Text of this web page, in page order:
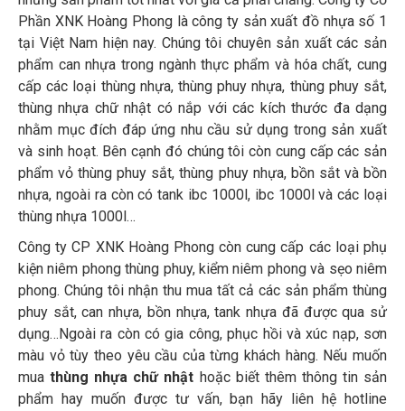
Phần XNK Hoàng Phong là công ty sản xuất đồ nhựa số 1
tại Việt Nam hiện nay. Chúng tôi chuyên sản xuất các sản
phẩm can nhựa trong ngành thực phẩm và hóa chất, cung
cấp các loại thùng nhựa, thùng phuy nhựa, thùng phuy sắt,
thùng nhựa chữ nhật có nắp với các kích thước đa dạng
nhằm mục đích đáp ứng nhu cầu sử dụng trong sản xuất
và sinh hoạt. Bên cạnh đó chúng tôi còn cung cấp các sản
phẩm vỏ thùng phuy sắt, thùng phuy nhựa, bồn sắt và bồn
nhựa, ngoài ra còn có tank ibc 1000l, ibc 1000l và các loại
thùng nhựa 1000l…
Công ty CP XNK Hoàng Phong còn cung cấp các loại phụ
kiện niêm phong thùng phuy, kiểm niêm phong và sẹo niêm
phong. Chúng tôi nhận thu mua tất cả các sản phẩm thùng
phuy sắt, can nhựa, bồn nhựa, tank nhựa đã được qua sử
dụng…Ngoài ra còn có gia công, phục hồi và xúc nạp, sơn
màu vỏ tùy theo yêu cầu của từng khách hàng. Nếu muốn
muathùng nhựa chữ nhật hoặc biết thêm thông tin sản
phẩm hay muốn được tư vấn, bạn hãy liên hệ hotline